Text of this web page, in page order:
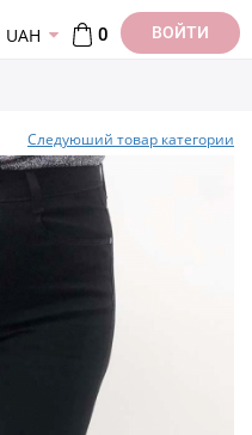
UAH 0 ВОЙТИ
Следуюший товар категории